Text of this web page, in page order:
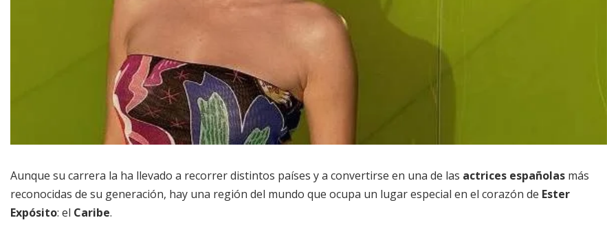
Aunque su carrera la ha llevado a recorrer distintos países y a convertirse en una de las actrices españolas más
reconocidas de su generación, hay una región del mundo que ocupa un lugar especial en el corazón de Ester
Expósito: el Caribe.